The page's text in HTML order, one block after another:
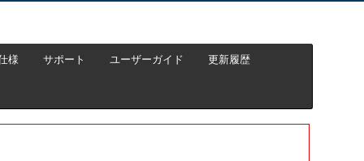
様 サポート ユーザーガイド 更新履歴